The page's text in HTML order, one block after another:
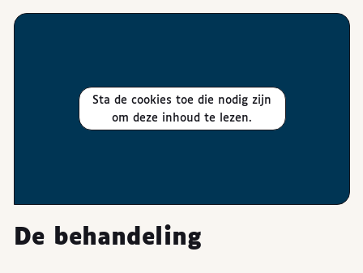
Sta de cookies toe die nodig zijn
om deze inhoud te lezen.
De behandeling